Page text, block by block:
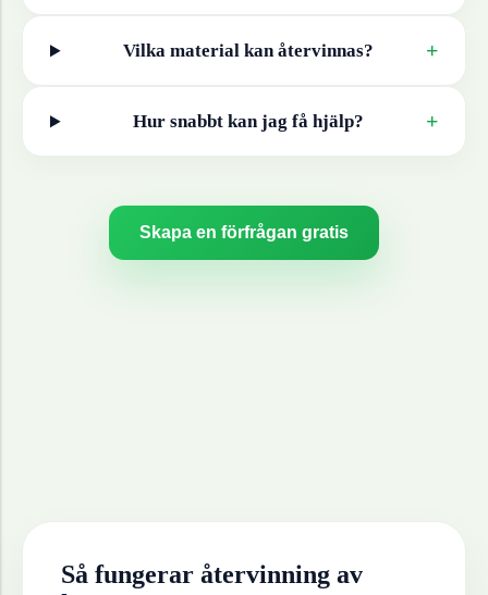
Vilka material kan återvinnas? +
Hur snabbt kan jag få hjälp? +
Skapa en förfrågan gratis
Så fungerar återvinning av